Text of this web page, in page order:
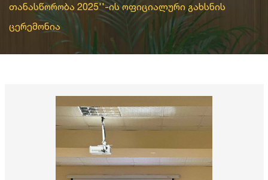
თანასწორობა 2025''-ის ოფიციალური გახსნის
ცერემონია